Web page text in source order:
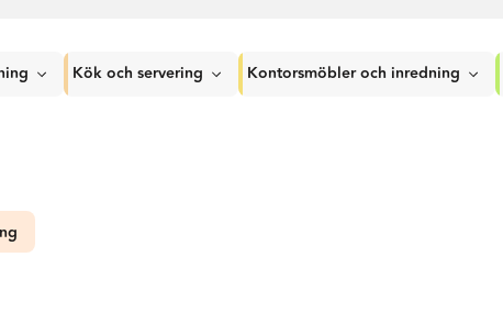
Kök och servering Kontorsmöbler och inredning